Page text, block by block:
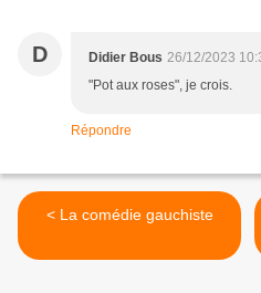
D Didier Bous 26/12/2023
"Pot aux roses", je crois.
Répondre
< La comédie gauchiste